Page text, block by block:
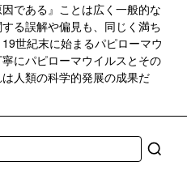
である』ことは広く一般的な
る誤解や偏見も、同じく満ち
世紀末に始まるパピローマウ
にパピローマウイルスとその
人類の科学的発展の成果だ